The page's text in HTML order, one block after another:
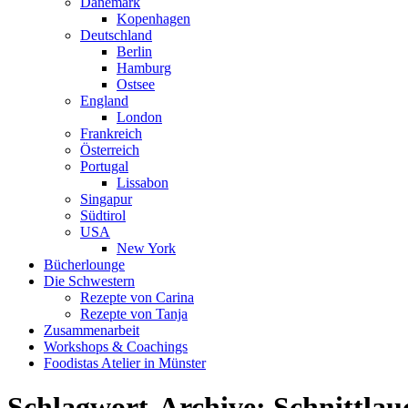
Kopenhagen
Deutschland
Berlin
Hamburg
Ostsee
England
London
Frankreich
Österreich
Portugal
Lissabon
Singapur
Südtirol
USA
New York
Bücherlounge
Die Schwestern
Rezepte von Carina
Rezepte von Tanja
Zusammenarbeit
Workshops & Coachings
Foodistas Atelier in Münster